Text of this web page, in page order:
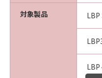
対象製品 LBP
LBP